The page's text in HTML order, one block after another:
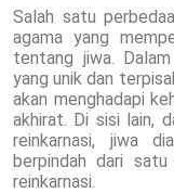
Salah satu
agama yang
tentang jiwa.
yang unik dan
akan menghadapi
akhirat. Di sisi lain,
reinkarnasi, jiwa
berpindah dari
reinkarnasi.